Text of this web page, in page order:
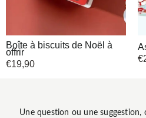
Boîte à biscuits de Noël à
offrir
€19,90
€
Une question ou une suggestion,